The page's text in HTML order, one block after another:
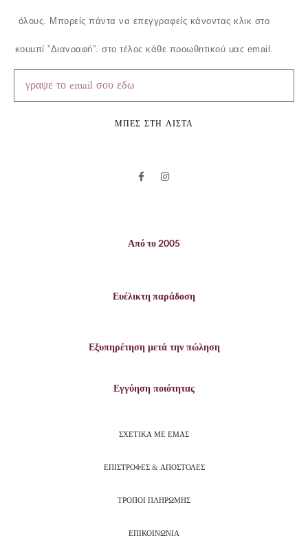
όλους. Μπορείς πάντα να επεγγραφείς κάνοντας κλικ στο
κουμπί ”Διαγραφή”, στο τέλος κάθε προωθητικού μας email.
ΜΠΕΣ ΣΤΗ ΛΙΣΤΑ
Από το 2005
Ευέλικτη παράδοση
Εξυπηρέτηση μετά την πώληση
Εγγύηση ποιότητας
ΣΧΕΤΙΚΑ ΜΕ ΕΜΑΣ
ΕΠΙΣΤΡΟΦΕΣ & ΑΠΟΣΤΟΛΕΣ
ΤΡΟΠΟΙ ΠΛΗΡΩΜΗΣ
ΕΠΙΚΟΙΝΩΝΙΑ